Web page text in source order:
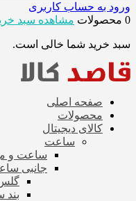
ورود به حساب کاربری
0 محصولات
مشاهده سبد
سبد خرید شما خالی است.
صفحه اصلی
محصولات
کالای دیجیتال
ساعت
ساعت و
جانبی